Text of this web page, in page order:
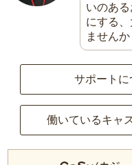
いのあ
にする
ませんか
サポートに
働いているキャ